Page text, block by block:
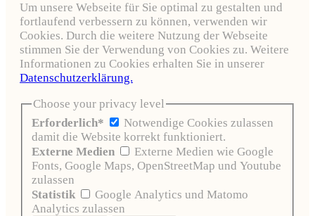
Um unsere Webseite für Sie optimal zu gestalten und
fortlaufend verbessern zu können, verwenden wir
Cookies. Durch die weitere Nutzung der Webseite
stimmen Sie der Verwendung von Cookies zu. Weitere
Informationen zu Cookies erhalten Sie in unserer
Datenschutzerklärung.
Choose your privacy level
Erforderlich*
Notwendige Cookies zulassen
damit die Website korrekt funktioniert.
Externe Medien
Externe Medien wie Google
Fonts, Google Maps, OpenStreetMap und Youtube
zulassen
Statistik
Google Analytics und Matomo
Analytics zulassen